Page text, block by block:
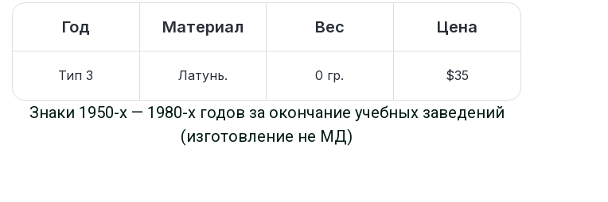
Год Материал Вес Цена
Тип 3 Латунь. 0 гр. $35
Знаки 1950-х — 1980-х годов за окончание учебных заведений
(изготовление не МД)